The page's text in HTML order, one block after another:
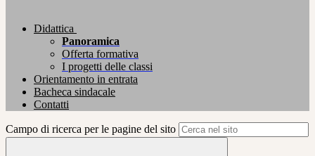
Didattica
Panoramica
Offerta formativa
I progetti delle classi
Orientamento in entrata
Bacheca sindacale
Contatti
Campo di ricerca per le pagine del sito